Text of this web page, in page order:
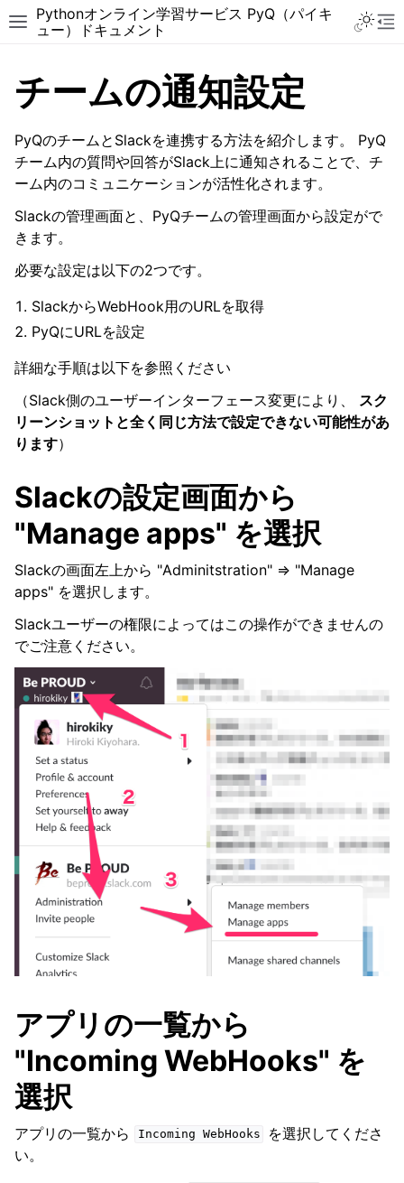
Pythonオンライン学習サービス PyQ（パイキ
ュー）ドキュメント
チームの通知設定
PyQのチームとSlackを連携する方法を紹介します。 PyQ
チーム内の質問や回答がSlack上に通知されることで、チ
ーム内のコミュニケーションが活性化されます。
Slackの管理画面と、PyQチームの管理画面から設定がで
きます。
必要な設定は以下の2つです。
SlackからWebHook用のURLを取得
PyQにURLを設定
詳細な手順は以下を参照ください
（Slack側のユーザーインターフェース変更により、 スク
リーンショットと全く同じ方法で設定できない可能性があ
ります）
Slackの設定画面から
"Manage apps" を選択
Slackの画面左上から "Adminitstration" => "Manage
apps" を選択します。
Slackユーザーの権限によってはこの操作ができませんの
でご注意ください。
アプリの一覧から
"Incoming WebHooks" を
選択
アプリの一覧から Incoming WebHooks
を選択してくださ
い。